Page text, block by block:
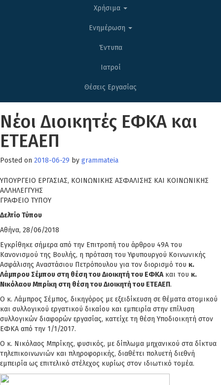
Χρήσιμα
Ενημέρωση
Έντυπα
Ιατροί
Θέσεις Εργασίας
Νέοι Διοικητές ΕΦΚΑ και
ΕΤΕΑΕΠ
Posted on 2018-06-29 by grammateia
ΥΠΟΥΡΓΕΙΟ EΡΓΑΣΙΑΣ, ΚΟΙΝΩΝΙΚΗΣ ΑΣΦΑΛΙΣΗΣ ΚΑΙ ΚΟΙΝΩΝΙΚΗΣ
ΑΛΛΗΛΕΓΓΥΗΣ
ΓΡΑΦΕΙΟ ΤΥΠΟΥ
Δελτίο Τύπου
Αθήνα, 28/06/2018
Εγκρίθηκε σήμερα από την Επιτροπή του άρθρου 49Α του
Κανονισμού της Βουλής, η πρόταση του Υφυπουργού Κοινωνικής
Ασφάλισης Αναστάσιου Πετρόπουλου για τον διορισμό του κ.
Λάμπρου Σέμπου στη θέση του Διοικητή του ΕΦΚΑκαι του κ.
Νικόλαου Μπρίκη στη θέση του Διοικητή του ΕΤΕΑΕΠ.
Ο κ. Λάμπρος Σέμπος, δικηγόρος με εξειδίκευση σε θέματα ατομικού
και συλλογικού εργατικού δικαίου και εμπειρία στην επίλυση
συλλογικών διαφορών εργασίας, κατείχε τη θέση Υποδιοικητή στον
ΕΦΚΑ από την 1/1/2017.
Ο κ. Νικόλαος Μπρίκης, φυσικός, με δίπλωμα μηχανικού στα δίκτυα
τηλεπικοινωνιών και πληροφορικής, διαθέτει πολυετή διεθνή
εμπειρία ως επιτελικό στέλεχος κυρίως στον ιδιωτικό τομέα.